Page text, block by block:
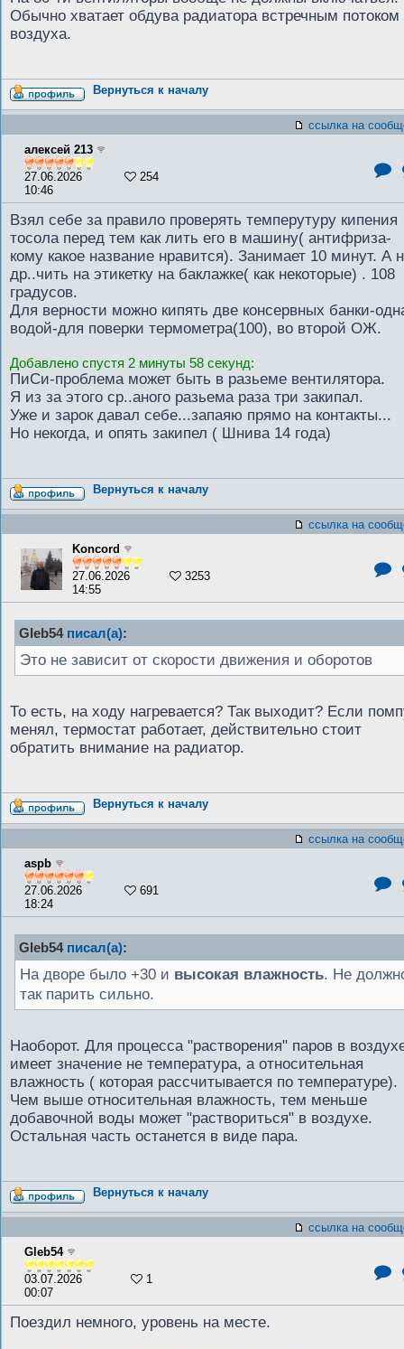
Обычно хватает обдува радиатора встречным потоком
воздуха.
Вернуться к началу
ссылка на
алексей 213
27.06.2026
10:46
254
Взял себе за правило проверять темперутуру кипения
тосола перед тем как лить его в машину( антифриза-
кому какое название нравится). Занимает 10 минут. А
др..чить на этикетку на баклажке( как некоторые) . 108
градусов.
Для верности можно кипять две консервных банки-
водой-для поверки термометра(100), во второй ОЖ.
Добавлено спустя 2 минуты 58 секунд:
ПиСи-проблема может быть в разьеме вентилятора.
Я из за этого ср..аного разьема раза три закипал.
Уже и зарок давал себе...запаяю прямо на контакты...
Но некогда, и опять закипел ( Шнива 14 года)
Вернуться к началу
ссылка на
Koncord
27.06.2026
14:55
3253
Gleb54 писал(а):
Это не зависит от скорости движения и оборотов
То есть, на ходу нагревается? Так выходит? Если
менял, термостат работает, действительно стоит
обратить внимание на радиатор.
Вернуться к началу
ссылка на
aspb
27.06.2026
18:24
691
Gleb54 писал(а):
На дворе было +30 и высокая влажность. Не
так парить сильно.
Наоборот. Для процесса "растворения" паров в
имеет значение не температура, а относительная
влажность ( которая рассчитывается по температуре).
Чем выше относительная влажность, тем меньше
добавочной воды может "раствориться" в воздухе.
Остальная часть останется в виде пара.
Вернуться к началу
ссылка на
Gleb54
03.07.2026
00:07
1
Поездил немного, уровень на месте.